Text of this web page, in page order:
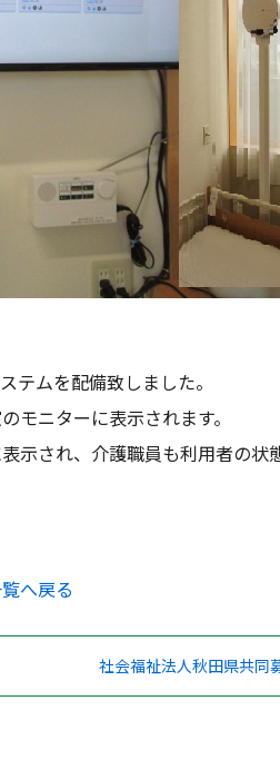
テムを配備致しました。
モニターに表示されます。
示され、介護職員も利用者の状
へ戻る
社会福祉法人秋田県共同